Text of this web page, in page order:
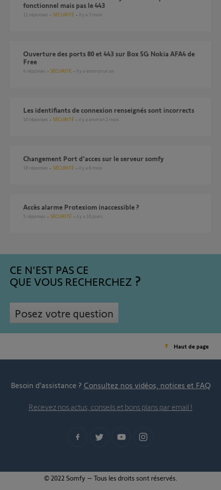
fonctionnel mais pas le 443
11 réponses SÉCURITÉ il y a 3 mois
Ouverture des ports 80 et 443 sur Box 5G Nokia AFA4 de
Free
4 réponses SÉCURITÉ il y a environ un an
Les identifiants de connexion renseignés sont incorrects
10 réponses SÉCURITÉ il y a environ 2 mois
Changement Port d'acces sur le serveur somfy
18 réponses SÉCURITÉ il y a 6 mois
Accès alarme Protexiom inaccessible ?
5 réponses SÉCURITÉ il y a 10 jours
CE N'EST PAS CE
QUE VOUS RECHERCHEZ
Posez votre question
Haut de page
Besoin d’assistance ? Consultez nos vidéos, notices et FAQ
Recevez nos actus, conseils et bons plans par email !
© 2022 Somfy – Tous les droits sont réservés.